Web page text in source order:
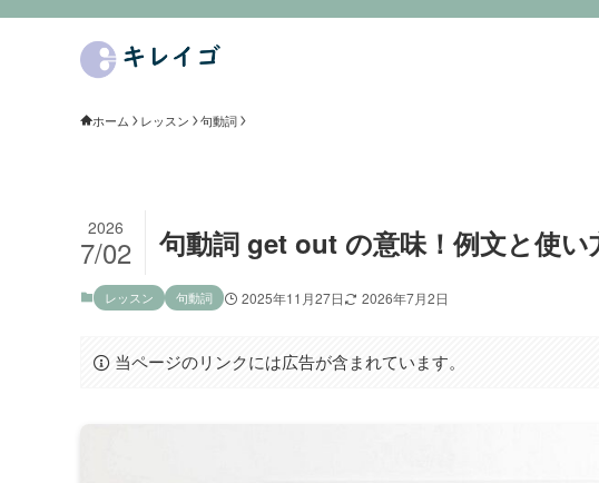
ホーム レッスン 句動詞
句動詞 get out の意味！例文と使い
2026
7/02
レッスン 句動詞 2025年11月27日 2026年7月2日
当ページのリンクには広告が含まれています。